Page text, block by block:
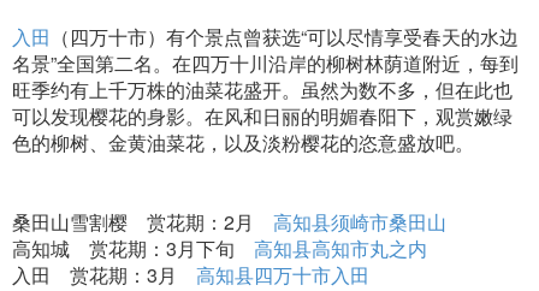
入田 （四万十市）有个景点曾获选“可以尽情享受春天的水边
名景”全国第二名。在四万十川沿岸的柳树林荫道附近，每到
旺季约有上千万株的油菜花盛开。虽然为数不多，但在此也
可以发现樱花的身影。在风和日丽的明媚春阳下，观赏嫩绿
色的柳树、金黄油菜花，以及淡粉樱花的恣意盛放吧。
桑田山雪割樱 赏花期：2月 高知县须崎市桑田山
高知城 赏花期：3月下旬 高知县高知市丸之内
入田 赏花期：3月 高知县四万十市入田